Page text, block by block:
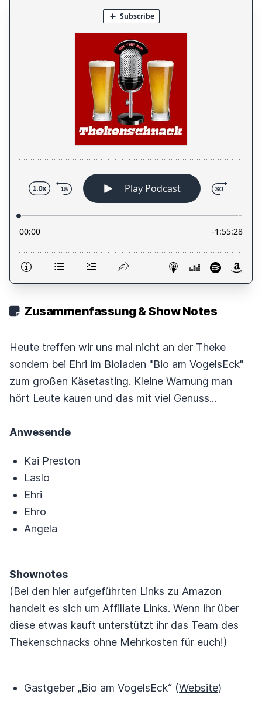
Zusammenfassung & Show Notes
Heute treffen wir uns mal nicht an der Theke
sondern bei Ehri im Bioladen "Bio am VogelsEck"
zum großen Käsetasting. Kleine Warnung man
hört Leute kauen und das mit viel Genuss...
Anwesende
Kai Preston
Laslo
Ehri
Ehro
Angela
Shownotes
(Bei den hier aufgeführten Links zu Amazon
handelt es sich um Affiliate Links. Wenn ihr über
diese etwas kauft unterstützt ihr das Team des
Thekenschnacks ohne Mehrkosten für euch!)
Gastgeber „Bio am VogelsEck“ (Website)